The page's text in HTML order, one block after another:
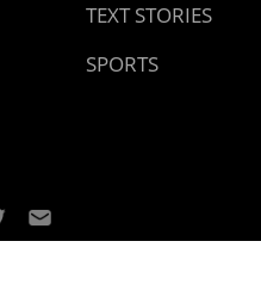
TEXT STORIES
SPORTS